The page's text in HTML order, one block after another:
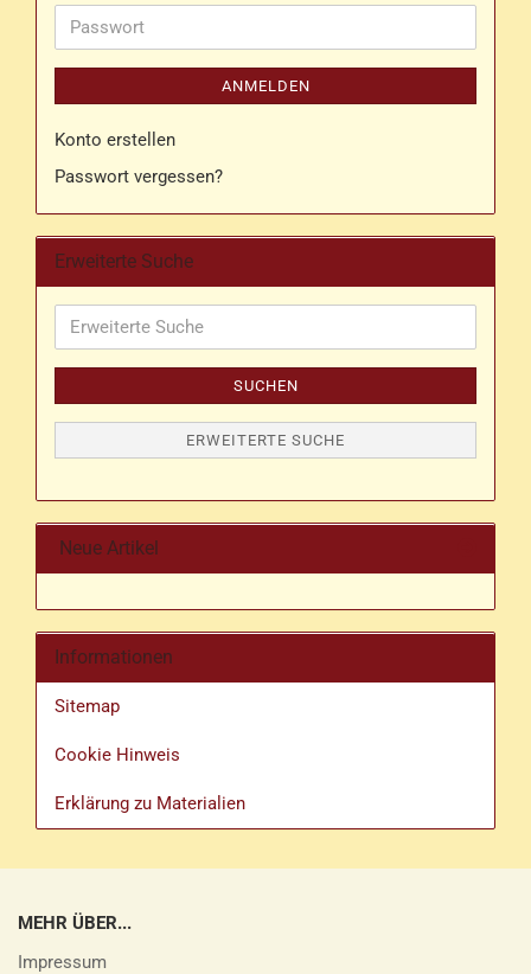
Passwort
ANMELDEN
Konto erstellen
Passwort vergessen?
Erweiterte Suche
Erweiterte
Suche
SUCHEN
ERWEITERTE SUCHE
Neue Artikel
Informationen
Sitemap
Cookie Hinweis
Erklärung zu Materialien
MEHR ÜBER...
Impressum